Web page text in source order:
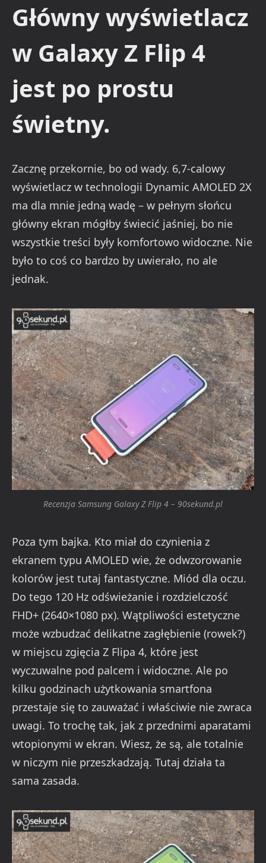
Główny wyświetlacz
w Galaxy Z Flip 4
jest po prostu
świetny.
Zacznę przekornie, bo od wady. 6,7-calowy
wyświetlacz w technologii Dynamic AMOLED 2X
ma dla mnie jedną wadę – w pełnym słońcu
główny ekran mógłby świecić jaśniej, bo nie
wszystkie treści były komfortowo widoczne. Nie
było to coś co bardzo by uwierało, no ale
jednak.
Recenzja Samsung Galaxy Z Flip 4 – 90sekund.pl
Poza tym bajka. Kto miał do czynienia z
ekranem typu AMOLED wie, że odwzorowanie
kolorów jest tutaj fantastyczne. Miód dla oczu.
Do tego 120 Hz odświeżanie i rozdzielczość
FHD+ (2640×1080 px). Wątpliwości estetyczne
może wzbudzać delikatne zagłębienie (rowek?)
w miejscu zgięcia Z Flipa 4, które jest
wyczuwalne pod palcem i widoczne. Ale po
kilku godzinach użytkowania smartfona
przestaje się to zauważać i właściwie nie zwraca
uwagi. To trochę tak, jak z przednimi aparatami
wtopionymi w ekran. Wiesz, że są, ale totalnie
w niczym nie przeszkadzają. Tutaj działa ta
sama zasada.